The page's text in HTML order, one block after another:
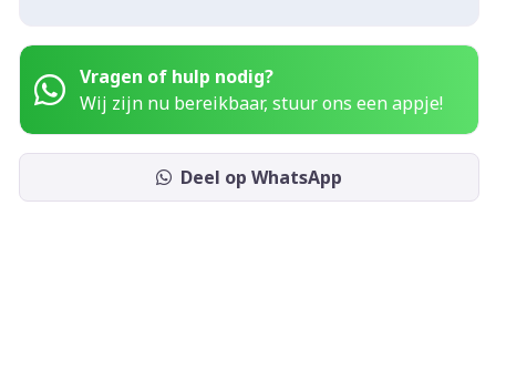
Vragen of hulp nodig?
Wij zijn nu bereikbaar, stuur ons een appje!
Deel op WhatsApp